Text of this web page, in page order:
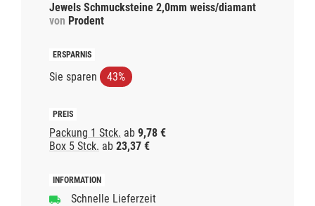
Jewels Schmucksteine 2,0mm weiss/diamant
von Prodent
Sie sparen 43%
Packung 1 Stck. ab 9,78 €
Box 5 Stck. ab 23,37 €
Schnelle Lieferzeit